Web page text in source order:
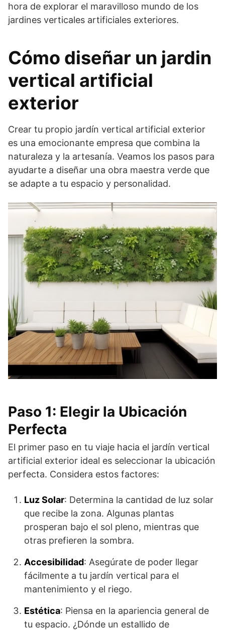
hora de explorar el maravilloso mundo de los
jardines verticales artificiales exteriores.
Cómo diseñar un jardin
vertical artificial
exterior
Crear tu propio jardín vertical artificial exterior
es una emocionante empresa que combina la
naturaleza y la artesanía. Veamos los pasos para
ayudarte a diseñar una obra maestra verde que
se adapte a tu espacio y personalidad.
Paso 1: Elegir la Ubicación
Perfecta
El primer paso en tu viaje hacia el jardín vertical
artificial exterior ideal es seleccionar la ubicación
perfecta. Considera estos factores:
Luz Solar: Determina la cantidad de luz solar
que recibe la zona. Algunas plantas
prosperan bajo el sol pleno, mientras que
otras prefieren la sombra.
Accesibilidad: Asegúrate de poder llegar
fácilmente a tu jardín vertical para el
mantenimiento y el riego.
Estética: Piensa en la apariencia general de
tu espacio. ¿Dónde un estallido de